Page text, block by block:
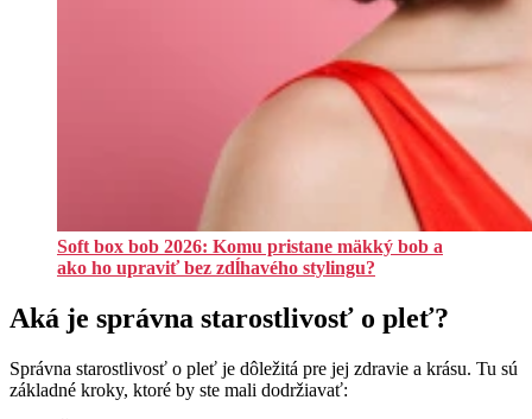
Soft box bob 2026: Komu pristane mäkký bob a
ako ho upraviť bez zdĺhavého stylingu?
Aká je správna starostlivosť o pleť?
Správna starostlivosť o pleť je dôležitá pre jej zdravie a krásu. Tu sú
základné kroky, ktoré by ste mali dodržiavať: